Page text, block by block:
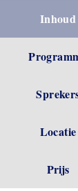
Inhoud
Locatie
Prijs